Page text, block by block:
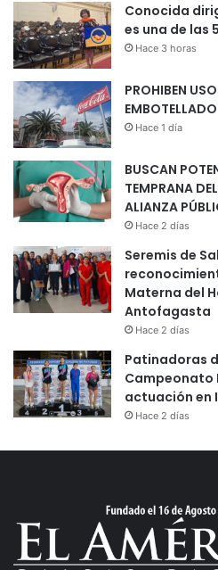
Conocida
es una de las
Hace 3 horas
PROHIBEN
Hace 1 día
BUSCAN
TEMPRANA
ALIANZA
Hace 2 días
Seremis de
Materna del
Antofagasta
Hace 2 días
Patinadoras
Campeonato
actuación en
Hace 2 días